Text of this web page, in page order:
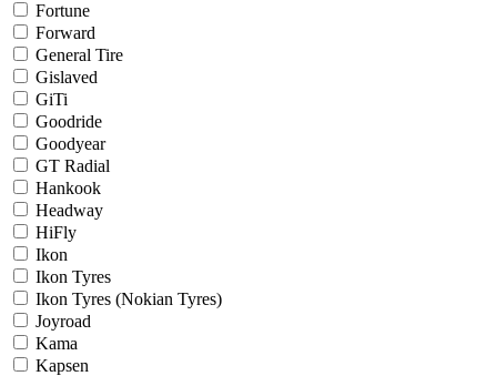
Fortune
Forward
General Tire
Gislaved
GiTi
Goodride
Goodyear
GT Radial
Hankook
Headway
HiFly
Ikon
Ikon Tyres
Ikon Tyres (Nokian Tyres)
Joyroad
Kama
Kapsen